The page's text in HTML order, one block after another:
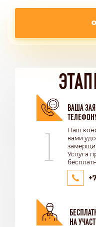
1
ВАША
Наш
вами
Услуга
НА